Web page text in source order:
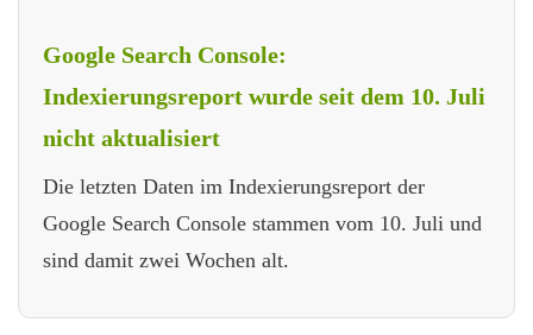
Google Search Console:
Indexierungsreport wurde seit dem 10. Juli
nicht aktualisiert
Die letzten Daten im Indexierungsreport der
Google Search Console stammen vom 10. Juli und
sind damit zwei Wochen alt.